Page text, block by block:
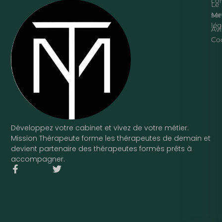
Développez votre cabinet et vivez de votre métier.
Mission Thérapeute forme les thérapeutes de demain et
devient partenaire des thérapeutes formés prêts à
accompagner.
F
T
Le